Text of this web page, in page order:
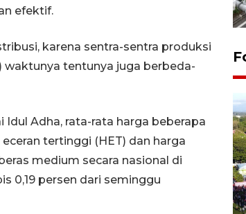
efektif.
karena sentra-sentra produksi
waktunya tentunya juga berbeda-
Idul Adha, rata-rata harga beberapa
tertinggi (HET) dan harga
medium secara nasional di
0,19 persen dari seminggu
UPACARA HUT KE-78